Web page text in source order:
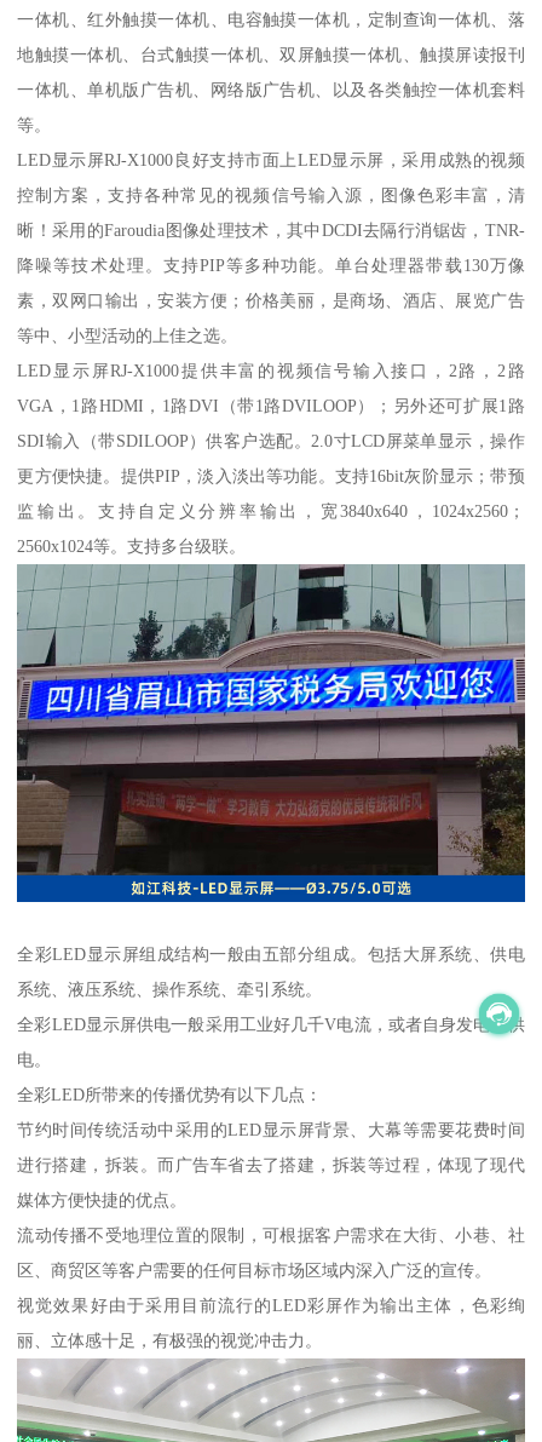
一体机、红外触摸一体机、电容触摸一体机，定制查询一体机、落
地触摸一体机、台式触摸一体机、双屏触摸一体机、触摸屏读报刊
一体机、单机版广告机、网络版广告机、以及各类触控一体机套料
等。
LED显示屏RJ-X1000良好支持市面上LED显示屏，采用成熟的视频
控制方案，支持各种常见的视频信号输入源，图像色彩丰富，清
晰！采用的Faroudia图像处理技术，其中DCDI去隔行消锯齿，TNR-
降噪等技术处理。支持PIP等多种功能。单台处理器带载130万像
素，双网口输出，安装方便；价格美丽，是商场、酒店、展览广告
等中、小型活动的上佳之选。
LED显示屏RJ-X1000提供丰富的视频信号输入接口，2路，2路
VGA，1路HDMI，1路DVI（带1路DVILOOP）；另外还可扩展1路
SDI输入（带SDILOOP）供客户选配。2.0寸LCD屏菜单显示，操作
更方便快捷。提供PIP，淡入淡出等功能。支持16bit灰阶显示；带预
监输出。支持自定义分辨率输出，宽3840x640，1024x2560；
2560x1024等。支持多台级联。
全彩LED显示屏组成结构一般由五部分组成。包括大屏系统、供电
系统、液压系统、操作系统、牵引系统。
全彩LED显示屏供电一般采用工业好几千V电流，或者自身发电机供
电。
全彩LED所带来的传播优势有以下几点：
节约时间传统活动中采用的LED显示屏背景、大幕等需要花费时间
进行搭建，拆装。而广告车省去了搭建，拆装等过程，体现了现代
媒体方便快捷的优点。
流动传播不受地理位置的限制，可根据客户需求在大街、小巷、社
区、商贸区等客户需要的任何目标市场区域内深入广泛的宣传。
视觉效果好由于采用目前流行的LED彩屏作为输出主体，色彩绚
丽、立体感十足，有极强的视觉冲击力。